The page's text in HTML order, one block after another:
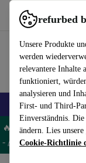
refurbed
Unsere Produkte
werden
relevantere Inhalte
funktioniert,
analysieren und
First- und Third-
Einverständnis. Die
ändern. Lies unsere
Cookie-Richtlinie
refurbed schnell
🎒 Back to school
🔥 Spare 5%
- AGB